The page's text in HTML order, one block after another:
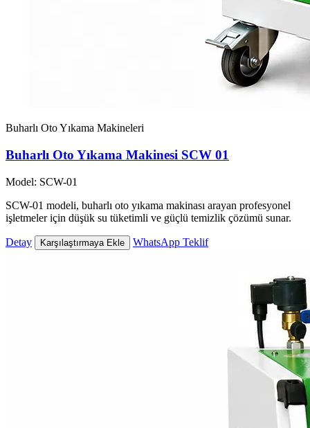
Buharlı Oto Yıkama Makineleri
Buharlı Oto Yıkama Makinesi SCW 01
Model: SCW-01
SCW-01 modeli, buharlı oto yıkama makinası arayan profesyonel
işletmeler için düşük su tüketimli ve güçlü temizlik çözümü sunar.
Detay Karşılaştırmaya Ekle WhatsApp Teklif